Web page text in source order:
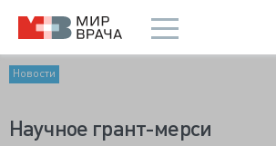
Новости
Научное грант-мерси